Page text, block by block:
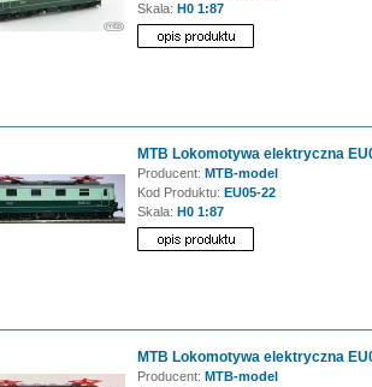
Skala: H0 1:87
MTB Lokomotywa elektryczna
Producent: MTB-model
Kod Produktu: EU05-22
Skala: H0 1:87
MTB Lokomotywa elektryczna
Producent: MTB-model